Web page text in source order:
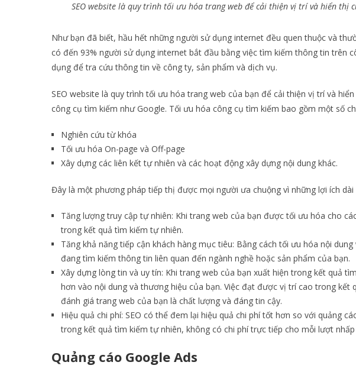
SEO website là quy trình tối ưu hóa trang web để cải thiện vị trí và hiển thị
Như bạn đã biết, hầu hết những người sử dụng internet đều quen thuộc và
có đến 93% người sử dụng internet bắt đầu bằng việc tìm kiếm thông tin trên
dụng để tra cứu thông tin về công ty, sản phẩm và dịch vụ.
SEO website là quy trình tối ưu hóa trang web của bạn để cải thiện vị trí và
công cụ tìm kiếm như Google. Tối ưu hóa công cụ tìm kiếm bao gồm một số
Nghiên cứu từ khóa
Tối ưu hóa On-page và Off-page
Xây dựng các liên kết tự nhiên và các hoạt động xây dựng nội dung khác.
Đây là một phương pháp tiếp thị được mọi người ưa chuộng vì những lợi ích
Tăng lượng truy cập tự nhiên: Khi trang web của bạn được tối ưu hóa cho
trong kết quả tìm kiếm tự nhiên.
Tăng khả năng tiếp cận khách hàng mục tiêu: Bằng cách tối ưu hóa nội
đang tìm kiếm thông tin liên quan đến ngành nghề hoặc sản phẩm của bạn.
Xây dựng lòng tin và uy tín: Khi trang web của bạn xuất hiện trong kết quả
hơn vào nội dung và thương hiệu của bạn. Việc đạt được vị trí cao trong
đánh giá trang web của bạn là chất lượng và đáng tin cậy.
Hiệu quả chi phí: SEO có thể đem lại hiệu quả chi phí tốt hơn so với quảng
trong kết quả tìm kiếm tự nhiên, không có chi phí trực tiếp cho mỗi lượt nhấp
Quảng cáo Google Ads